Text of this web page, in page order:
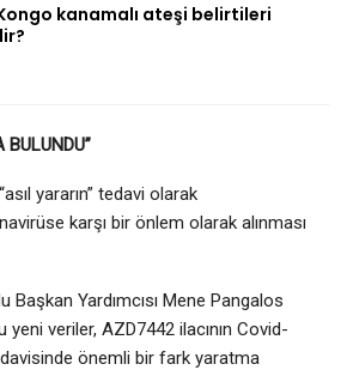
Kongo kanamalı ateşi belirtileri
yararın” tedavi olarak
karşı bir önlem olarak alınması
Başkan Yardımcısı Mene Pangalos
yeni veriler, AZD7442 ilacının Covid-
önemli bir fark yaratma